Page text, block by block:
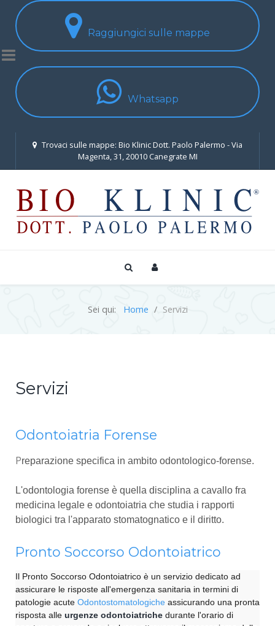
Raggiungici sulle mappe
Whatsapp
Trovaci sulle mappe: Bio Klinic Dott. Paolo Palermo - Via
Magenta, 31, 20010 Canegrate MI
Sei qui: Home Servizi
Servizi
Odontoiatria Forense
Preparazione specifica in ambito odontologico-forense.
L'odontologia forense è quella disciplina a cavallo fra
medicina legale e odontoiatria che studia i rapporti
biologici tra l'apparato stomatognatico e il diritto.
Pronto Soccorso Odontoiatrico
Il Pronto Soccorso Odontoiatrico è un servizio dedicato ad
assicurare le risposte all'emergenza sanitaria in termini di
patologie acute Odontostomatologiche assicurando una pronta
risposta alle urgenze odontoiatriche durante l'orario di